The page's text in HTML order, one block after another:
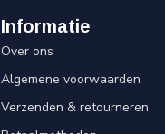
Informatie
Over ons
Algemene voorwaarden
Verzenden & retourneren